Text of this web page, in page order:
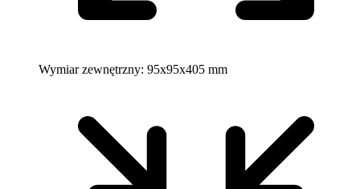
Wymiar zewnętrzny: 95x95x405 mm